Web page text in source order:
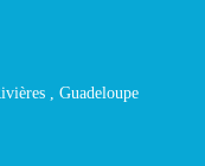
, Guadeloupe